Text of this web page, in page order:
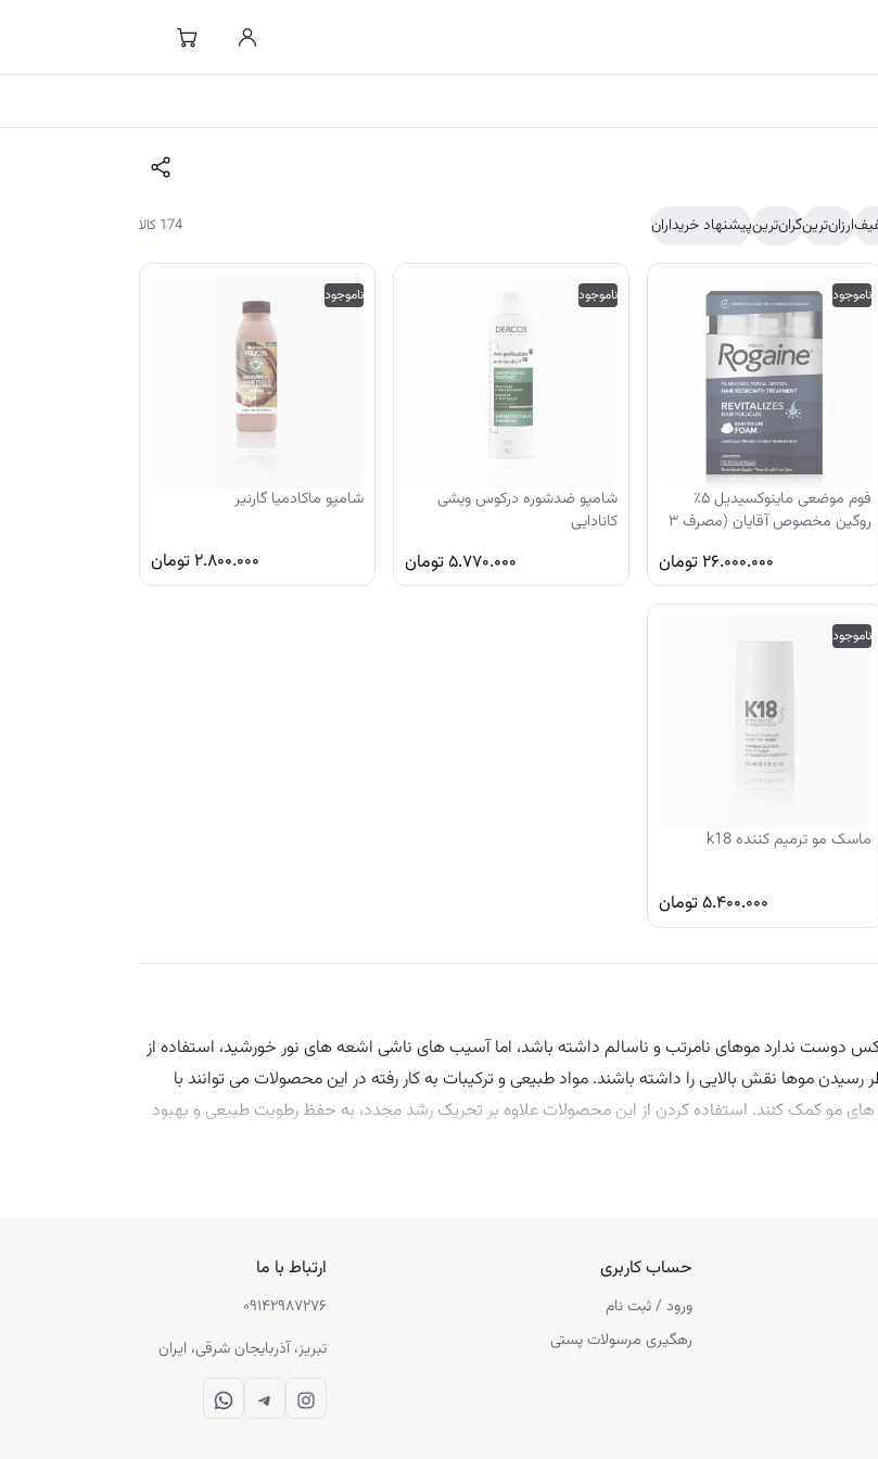
ارزان‌ترینگران‌ترینپیشنهاد خریداران 174 کالا
ناموجود
فوم موضعی ماینوکسیدیل ۵٪
روگین مخصوص آقایان (مصرف ۳
۲۶.۰۰۰.۰۰۰ تومان
ناموجود
شامپو ضدشوره درکوس ویشی
کانادایی
۵.۷۷۰.۰۰۰تومان
ناموجود
شامپو ماکادمیا گارنیر
۲.۸۰۰.۰۰۰ تومان
ناموجود
ماسک مو ترمیم کننده k18
۵.۴۰۰.۰۰۰تومان
دوست ندارد موهای نامرتب و ناسالم داشته باشد، اما آسیب های ناشی اشعه های نور خورشید، استفاده از
موها نقش بالایی را داشته باشند. مواد طبیعی و ترکیبات به کار رفته در این محصولات می توانند با
مو کمک کنند. استفاده کردن از این محصولات علاوه بر تحریک رشد مجدد، به حفظ رطوبت طبیعی و بهبود
که مهم ترین آن ها شامل نرم کننده، شامپو، ماسک مو، و محصولات مراقبتی مثل تونیک، اسپری، روغن،
حساب کاربری
ورود / ثبت نام
رهگیری مرسولات پستی
ارتباط با ما
۰۹۱۴۲۹۸۷۲۷۶
تبریز، آذربایجان شرقی، ایران
Instagram
Telegram
WhatsApp